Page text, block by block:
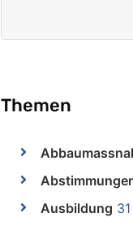
Themen
Ausbildung